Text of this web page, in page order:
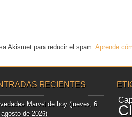
Akismet para reducir el spam. Aprende
RECIENTES
Marvel de hoy (jueves, 6
agosto de 2026)